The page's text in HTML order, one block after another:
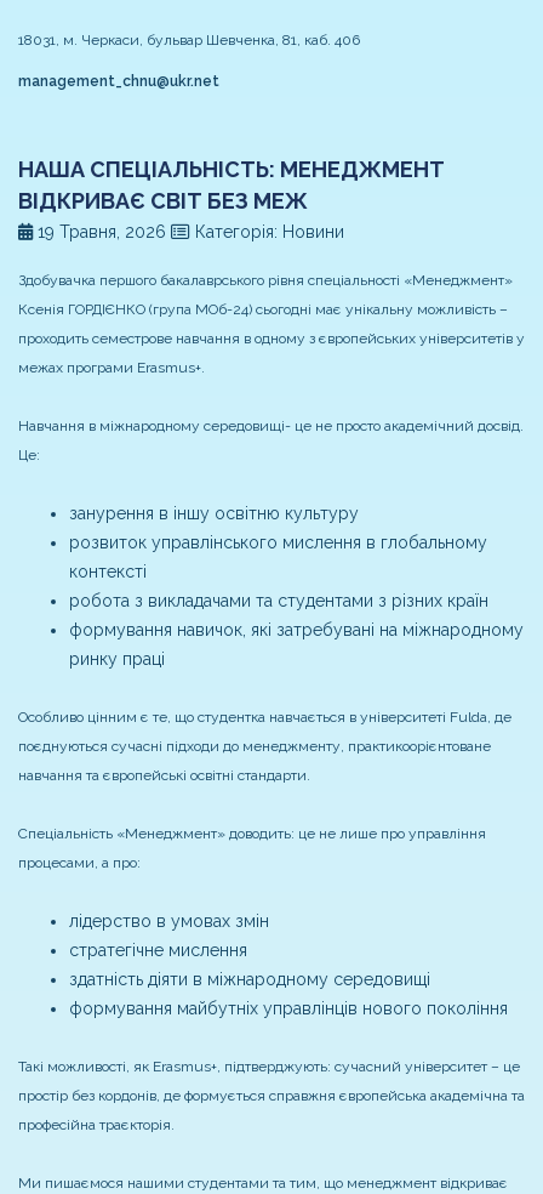
18031, м. Черкаси, бульвар Шевченка, 81, каб. 406
management_chnu@ukr.net
НАША СПЕЦІАЛЬНІСТЬ: МЕНЕДЖМЕНТ
ВІДКРИВАЄ СВІТ БЕЗ МЕЖ
19 Травня, 2026 Категорія: Новини
Здобувачка першого бакалаврського рівня спеціальності «Менеджмент»
Ксенія ГОРДІЄНКО (група МОб-24) сьогодні має унікальну можливість –
проходить семестрове навчання в одному з європейських університетів у
межах програми Erasmus+.
Навчання в міжнародному середовищі- це не просто академічний досвід.
Це:
занурення в іншу освітню культуру
розвиток управлінського мислення в глобальному
контексті
робота з викладачами та студентами з різних країн
формування навичок, які затребувані на міжнародному
ринку праці
Особливо цінним є те, що студентка навчається в університеті Fulda, де
поєднуються сучасні підходи до менеджменту, практикоорієнтоване
навчання та європейські освітні стандарти.
Спеціальність «Менеджмент» доводить: це не лише про управління
процесами, а про:
лідерство в умовах змін
стратегічне мислення
здатність діяти в міжнародному середовищі
формування майбутніх управлінців нового покоління
Такі можливості, як Erasmus+, підтверджують: сучасний університет – це
простір без кордонів, де формується справжня європейська академічна та
професійна траєкторія.
Ми пишаємося нашими студентами та тим, що менеджмент відкриває